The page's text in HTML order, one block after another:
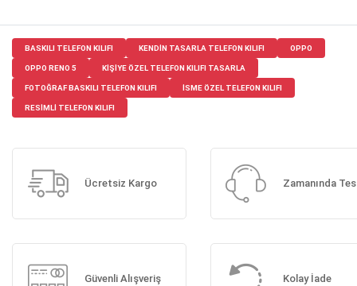
BASKILI TELEFON KILIFI KENDIN TASARLA TELEFON KILIFI OPPO
OPPO RENO 5 KIŞIYE ÖZEL TELEFON KILIFI TASARLA
FOTOĞRAF BASKILI TELEFON KILIFI ISME ÖZEL TELEFON KILIFI
RESIMLI TELEFON KILIFI
Ücretsiz Kargo Zamanında
Güvenli Alışveriş Kolay İade